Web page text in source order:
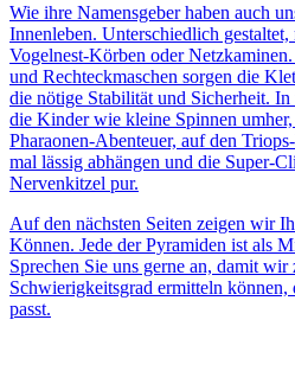
Wie ihre Namensgeber haben auch
Innenleben. Unterschiedlich
Vogelnest-Körben oder
und Rechteckmaschen sorgen die
die nötige Stabilität und Sicherheit.
die Kinder wie kleine Spinnen
Pharaonen-Abenteuer, auf den
mal lässig abhängen und die Super-
Nervenkitzel pur.
Auf den nächsten Seiten zeigen wir
Können. Jede der Pyramiden ist als
Sprechen Sie uns gerne an, damit wir
Schwierigkeitsgrad ermitteln können,
passt.